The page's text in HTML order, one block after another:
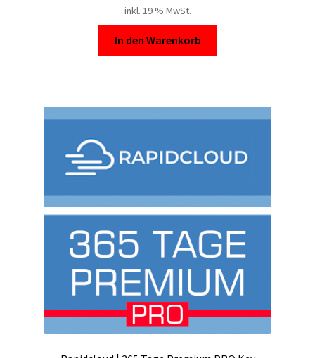
inkl. 19 % MwSt.
In den Warenkorb